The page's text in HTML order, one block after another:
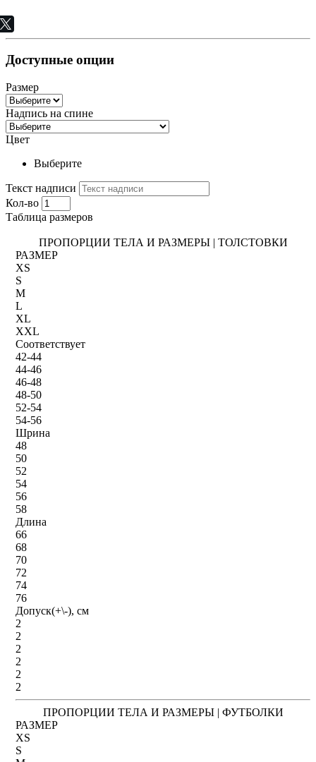
Доступные опции
Размер
Надпись на спине
Цвет
Выберите
Текст надписи
Кол-во
Таблица размеров
ПРОПОРЦИИ ТЕЛА И РАЗМЕРЫ | ТОЛСТОВКИ
РАЗМЕР
XS
S
M
L
XL
XXL
Соответствует
42-44
44-46
46-48
48-50
52-54
54-56
Шрина
48
50
52
54
56
58
Длина
66
68
70
72
74
76
Допуск(+\-), см
2
2
2
2
2
2
ПРОПОРЦИИ ТЕЛА И РАЗМЕРЫ | ФУТБОЛКИ
РАЗМЕР
XS
S